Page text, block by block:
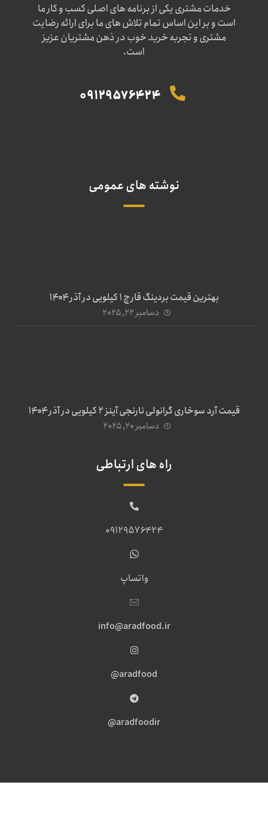
خدمات مشتری یکی از برنامه های اصلی کسب و کار ما
است و بر این اساس تمام تلاش های ما برای ارائه رضایت
مشتری و تجربه خرید خوب در ذهن مشتریان عزیز
است.
09129576424
نوشته های عمومی
بهترین قیمت بردینگ قارچ 1 کیلویی در آذر ۱۴۰۴
دسامبر ۲۲, ۲۰۲۵
قیمت آرد سوخاری گرانولی نارنجی آینز ۲ کیلویی در آذر ۱۴۰۴
دسامبر ۲۰, ۲۰۲۵
راه های ارتباطی
09129576424
واتساپ
info@aradfood.ir
aradfood@
aradfoodir@